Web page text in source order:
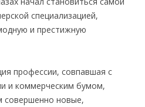
специализацией,
и престижную
профессии, совпавшая с
и коммерческим бумом,
совершенно новые,